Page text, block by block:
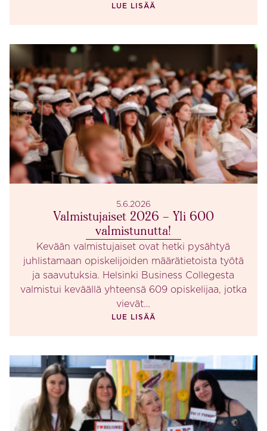
LUE LISÄÄ
5.6.2026
Valmistujaiset 2026 – Yli 600
valmistunutta!
Kevään valmistujaiset ovat hetki pysähtyä
juhlistamaan opiskelijoiden määrätietoista työtä
ja saavutuksia. Helsinki Business Collegesta
valmistui keväällä yhteensä 609 opiskelijaa, jotka
vievät…
LUE LISÄÄ